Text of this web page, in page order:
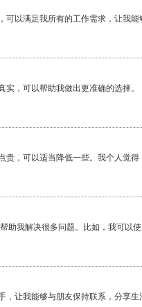
可以满足我所有的工作需求，让我能
实，可以帮助我做出更准确的选择。
贵，可以适当降低一些。我个人觉
助我解决很多问题。比如，我可以
，让我能够与朋友保持联系，分享生